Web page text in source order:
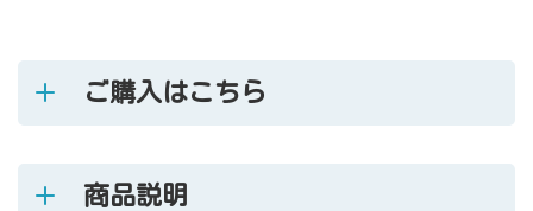
ご購入はこちら
商品説明